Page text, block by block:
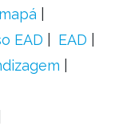
EAD
EAD